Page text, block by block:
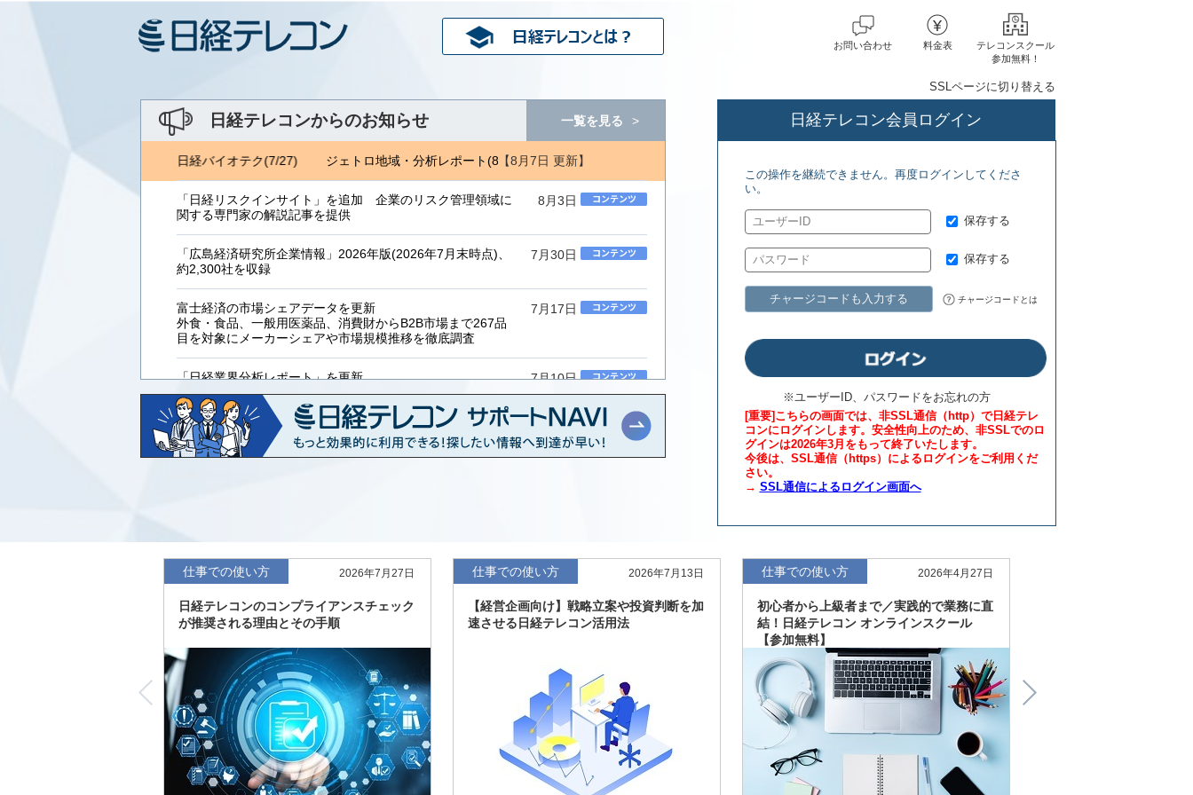
お問い合わせ 料金表
テレコンスクール
参加無料！
日経テレコンからのお知らせ 一覧を見る
【8月7日 更新】
ロ地域・分析レポート(8/6) 日経バイオテク(7/27) ジェトロ地域・分析レポート(8/6) 日経バイオテク(7/27)
8月3日
「日経リスクインサイト」を追加 企業のリスク管理領域に
関する専門家の解説記事を提供
7月30日
「広島経済研究所企業情報」2026年版(2026年7月末時点)、
約2,300社を収録
7月17日
富士経済の市場シェアデータを更新
外食・食品、一般用医薬品、消費財からB2B市場まで267品
目を対象にメーカーシェアや市場規模推移を徹底調査
7月10日
「日経業界分析レポート」を更新
「工業用プラスチック製品」「システムインテグレーター」
など20業界の内容を刷新
7月8日
「東洋経済海外進出企業情報」の2026年版、約3万6千社を
収録
「日経POS情報マーケットレポート」の最新版、10～3月実
績の市場動向を速報
度の予想を実施
SSLページに切り替える
日経テレコン会員ログイン
この操作を継続できません。再度ログインしてくださ
い。
保存する
保存する
チャージコードも入力する チャージコードとは
※ユーザーID、パスワードをお忘れの方
[重要]こちらの画面では、非SSL通信（http）で日経テレ
コンにログインします。安全性向上のため、非SSLでのロ
グインは2026年3月をもって終了いたします。
今後は、SSL通信（https）によるログインをご利用くだ
さい。
→ SSL通信によるログイン画面へ
仕事での使い方 2026年7月27日
日経テレコンのコンプライアンスチェック
が推奨される理由とその手順
仕事での使い方 2026年7月13日
【経営企画向け】戦略立案や投資判断を加
速させる日経テレコン活用法
仕事での使い方 2026年4月27日
初心者から上級者まで／実践的で業務に直
結！日経テレコン オンラインスクール
【参加無料】